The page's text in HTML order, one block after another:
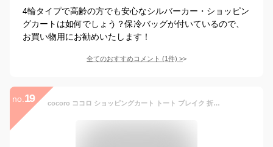
4輪タイプで高齢の方でも安心なシルバーカー・ショッピン
グカートは如何でしょう？保冷バッグが付いているので、
お買い物用にお勧めいたします！
全てのおすすめコメント (1件) >
no. 19 cocoro ココロ ショッピングカート トート ブレイク 折りたたみ おしゃれ 軽量 軽い ショッピング カート ショッピングバッグ キャスター付き キャリーバッグ キャリーカート キャリー バッグ 保冷バッグ 保冷 カート イス 椅子 イス付き 椅子付き ( 買い物カート 座れる )